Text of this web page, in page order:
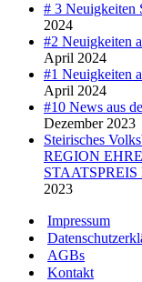
# 3 Neuigkeiten
2024
#2 Neuigkeiten
April 2024
#1 Neuigkeiten
April 2024
#10 News aus
Dezember 2023
Steirisches
REGION
2023
Impressum
AGBs
Kontakt